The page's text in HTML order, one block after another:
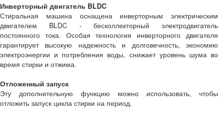
Инверторный двигатель BLDC
Стиральная машина оснащена инверторным электрическим
двигателем BLDC - бесколлекторный электродвигатель
постоянного тока. Особая технология инверторного двигателя
гарантирует высокую надежность и долговечность, экономию
электроэнергии и потребления воды, снижает уровень шума во
время стирки и отжима.
Отложенный запуск
Эту дополнительную функцию можно использовать, чтобы
отложить запуск цикла стирки на период.